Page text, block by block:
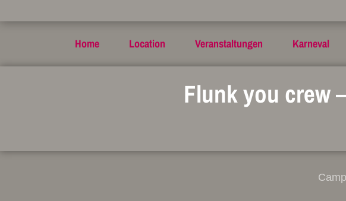
Home Location Veranstaltungen Karneval
Flunk you crew